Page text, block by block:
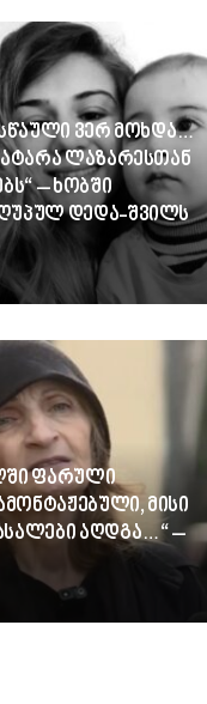
ვერ მოხდა…
ლაზარესთან
– ხობში
დედა-შვილს
ფარული
მისი
აღდგა…“ –